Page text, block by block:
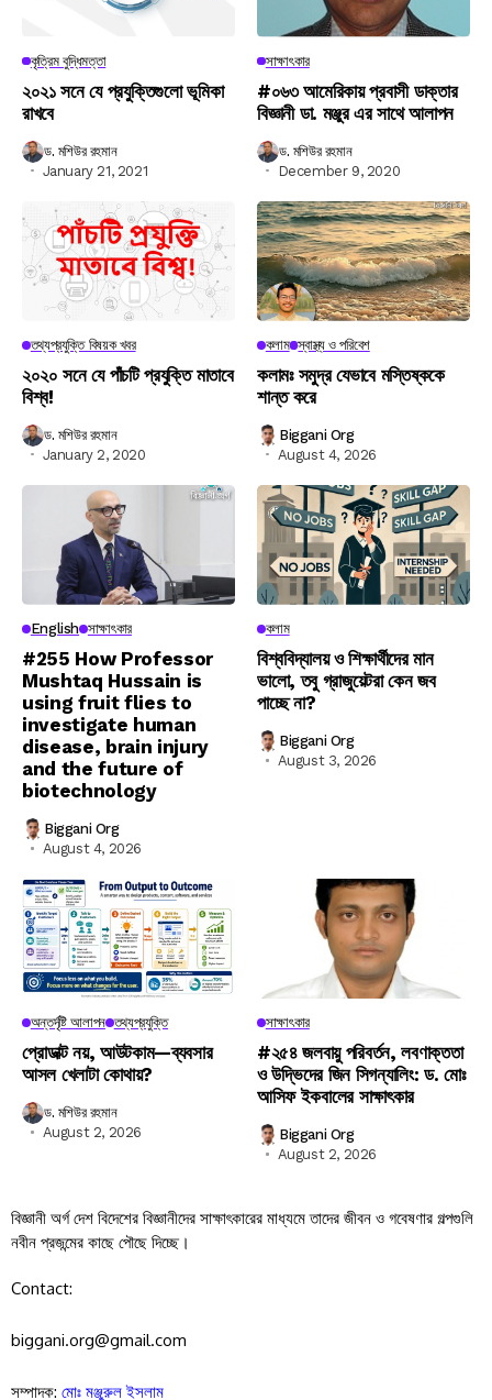
কৃত্রিম বুদ্ধিমত্তা
২০২১ সনে যে প্রযুক্তিগুলো ভূমিকা
রাখবে
ড. মশিউর রহমান
January 21, 2021
সাক্ষাৎকার
#০৬৩ আমেরিকায় প্রবাসী ডাক্তার
বিজ্ঞানী ডা. মঞ্জুর এর সাথে আলাপন
ড. মশিউর রহমান
December 9, 2020
তথ্যপ্রযুক্তি বিষয়ক খবর
২০২০ সনে যে পাঁচটি প্রযুক্তি মাতাবে
বিশ্ব!
ড. মশিউর রহমান
January 2, 2020
কলাম স্বাস্থ্য ও পরিবেশ
কলামঃ সমুদ্র যেভাবে মস্তিষ্ককে
শান্ত করে
Biggani Org
August 4, 2026
English সাক্ষাৎকার
#255 How Professor
Mushtaq Hussain is
using fruit flies to
investigate human
disease, brain injury
and the future of
biotechnology
Biggani Org
August 4, 2026
কলাম
বিশ্ববিদ্যালয় ও শিক্ষার্থীদের মান
ভালো, তবু গ্রাজুয়েটরা কেন জব
পাচ্ছে না?
Biggani Org
August 3, 2026
অন্তর্দৃষ্টি আলাপন তথ্যপ্রযুক্তি
প্রোডাক্ট নয়, আউটকাম—ব্যবসার
আসল খেলাটা কোথায়?
ড. মশিউর রহমান
August 2, 2026
সাক্ষাৎকার
#২৫৪ জলবায়ু পরিবর্তন, লবণাক্ততা
ও উদ্ভিদের জিন সিগন্যালিং: ড. মোঃ
আসিফ ইকবালের সাক্ষাৎকার
Biggani Org
August 2, 2026
বিজ্ঞানী অর্গ দেশ বিদেশের বিজ্ঞানীদের সাক্ষাৎকারের মাধ্যমে তাদের জীবন ও গবেষণার গল্পগুলি
নবীন প্রজন্মের কাছে পৌছে দিচ্ছে।
Contact:
biggani.org@gmail.com
সম্পাদক: মোঃ মঞ্জুরুল ইসলাম